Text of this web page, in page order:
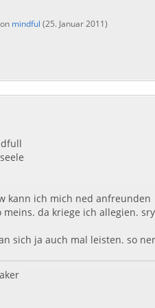
mindful (25. Januar 2011)
kann ich mich ned anfreunden
da kriege ich allegien. sry
sich ja auch mal leisten. so